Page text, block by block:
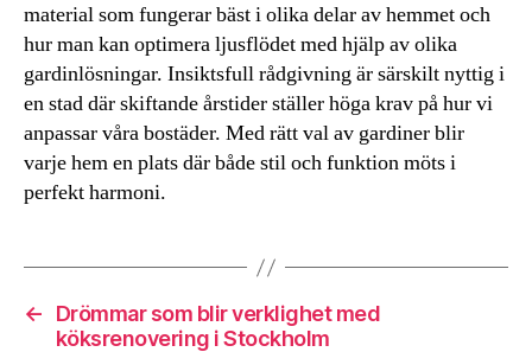
material som fungerar bäst i olika delar av hemmet och
hur man kan optimera ljusflödet med hjälp av olika
gardinlösningar. Insiktsfull rådgivning är särskilt nyttig i
en stad där skiftande årstider ställer höga krav på hur vi
anpassar våra bostäder. Med rätt val av gardiner blir
varje hem en plats där både stil och funktion möts i
perfekt harmoni.
←
Drömmar som blir verklighet med
köksrenovering i Stockholm